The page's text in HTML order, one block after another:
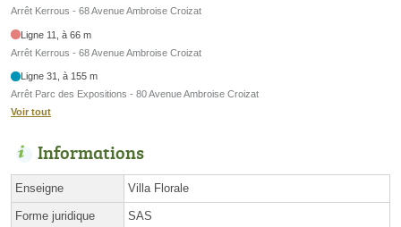
Arrêt Kerrous - 68 Avenue Ambroise Croizat
Ligne 11, à 66 m
Arrêt Kerrous - 68 Avenue Ambroise Croizat
Ligne 31, à 155 m
Arrêt Parc des Expositions - 80 Avenue Ambroise Croizat
Voir tout
Informations
Enseigne Villa Florale
Forme juridique SAS